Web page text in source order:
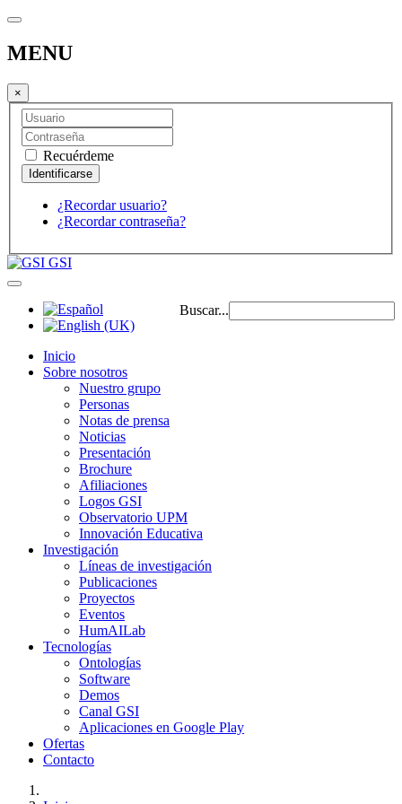
MENU
×
Recuérdeme
¿Recordar usuario?
¿Recordar contraseña?
GSI
Buscar...
Inicio
Sobre nosotros
Nuestro grupo
Personas
Notas de prensa
Noticias
Presentación
Brochure
Afiliaciones
Logos GSI
Observatorio UPM
Innovación Educativa
Investigación
Líneas de investigación
Publicaciones
Proyectos
Eventos
HumAILab
Tecnologías
Ontologías
Software
Demos
Canal GSI
Aplicaciones en Google Play
Ofertas
Contacto